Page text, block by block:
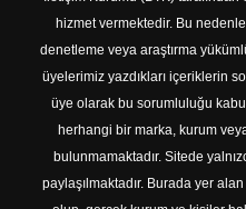
hizmet vermektedir. Bu
denetleme veya araştırma
üyelerimiz yazdıkları içeriklerin
üye olarak bu sorumluluğu
herhangi bir marka, kurum
bulunmamaktadır. Sitede
paylaşılmaktadır. Burada yer